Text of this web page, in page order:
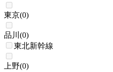
東京(0)
品川 (0)
東北新幹線
上野(0)